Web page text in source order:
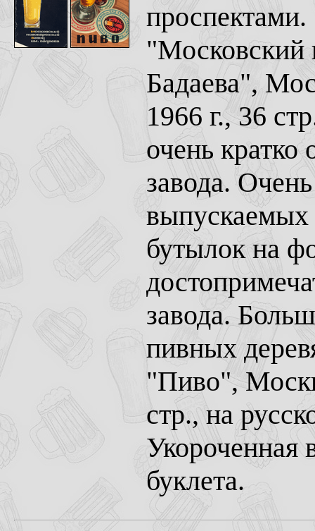
проспектами.
"Московский
Бадаева",
1966 г., 36
очень кратко
завода.
выпускаемых
бутылок на
завода.
пивных
"Пиво",
стр., на
Укороченная
буклета.